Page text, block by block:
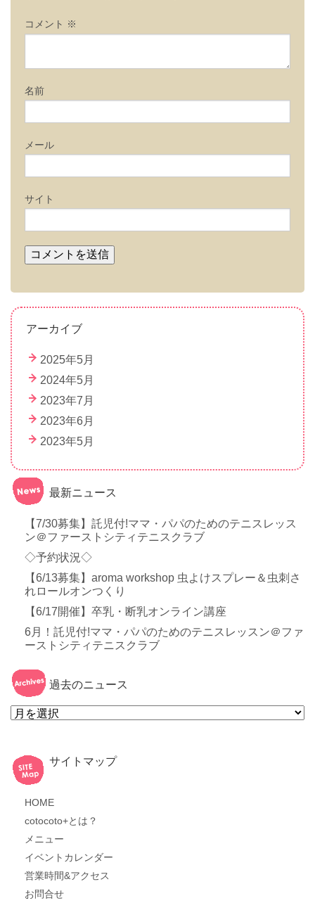
ンコメント ※
名前
メール
サイト
アーカイブ
2025年5月
2024年5月
2023年7月
2023年6月
2023年5月
最新ニュース
【7/30募集】託児付!ママ・パパのためのテニスレッス
ン＠ファーストシティテニスクラブ
◇予約状況◇
【6/13募集】aroma workshop 虫よけスプレー＆虫刺さ
れロールオンつくり
【6/17開催】卒乳・断乳オンライン講座
6月！託児付!ママ・パパのためのテニスレッスン＠ファ
ーストシティテニスクラブ
過去のニュース
過
去
ー
ス
サイトマップ
HOME
cotocoto+とは？
メニュー
イベントカレンダー
営業時間&アクセス
お問合せ